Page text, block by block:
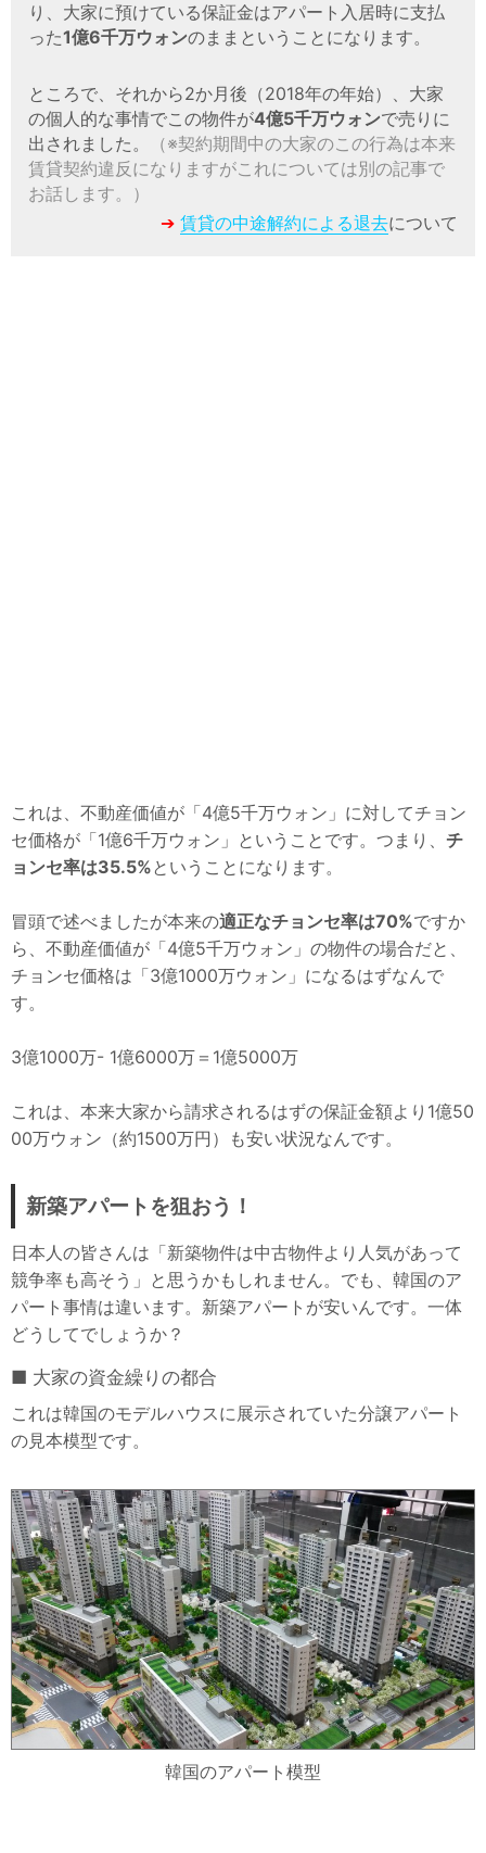
り、大家に預けている保証金はアパート入居時に支払
った1億6千万ウォンのままということになります。
ところで、それから2か月後（2018年の年始）、大家
の個人的な事情でこの物件が4億5千万ウォンで売りに
出されました。
（※契約期間中の大家のこの行為は本来
賃貸契約違反になりますがこれについては別の記事で
お話します。）
➔ 賃貸の中途解約による退去について
これは、不動産価値が「4億5千万ウォン」に対してチョン
セ価格が「1億6千万ウォン」ということです。つまり、チ
ョンセ率は35.5%ということになります。
冒頭で述べましたが本来の適正なチョンセ率は70%ですか
ら、不動産価値が「4億5千万ウォン」の物件の場合だと、
チョンセ価格は「3億1000万ウォン」になるはずなんで
す。
3億1000万- 1億6000万＝1億5000万
これは、本来大家から請求されるはずの保証金額より1億50
00万ウォン（約1500万円）も安い状況なんです。
新築アパートを狙おう！
日本人の皆さんは「新築物件は中古物件より人気があって
競争率も高そう」と思うかもしれません。でも、韓国のア
パート事情は違います。新築アパートが安いんです。一体
どうしてでしょうか？
大家の資金繰りの都合
これは韓国のモデルハウスに展示されていた分譲アパート
の見本模型です。
韓国のアパート模型